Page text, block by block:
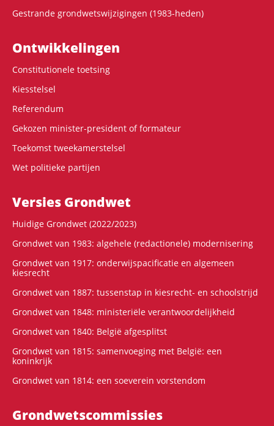
Gestrande grondwetswijzigingen (1983-heden)
Ontwikke­lingen
Constitutionele toetsing
Kiesstelsel
Referendum
Gekozen minister-president of formateur
Toekomst tweekamerstelsel
Wet politieke partijen
Versies Grondwet
Huidige Grondwet (2022/2023)
Grondwet van 1983: algehele (redactionele) modernisering
Grondwet van 1917: onderwijspacificatie en algemeen
kiesrecht
Grondwet van 1887: tussenstap in kiesrecht- en schoolstrijd
Grondwet van 1848: ministeriële verantwoordelijkheid
Grondwet van 1840: België afgesplitst
Grondwet van 1815: samenvoeging met België: een
koninkrijk
Grondwet van 1814: een soeverein vorstendom
Grondwets­commissies